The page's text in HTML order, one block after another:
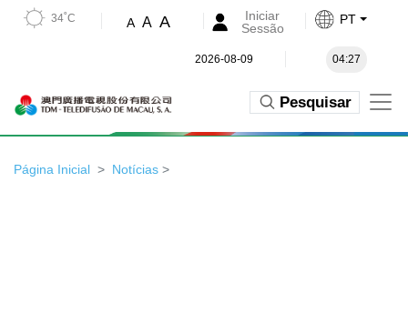
34˚C A A A
Iniciar
Sessão
PT
2026-08-09 04:27
Pesquisar
Página Inicial Notícias >